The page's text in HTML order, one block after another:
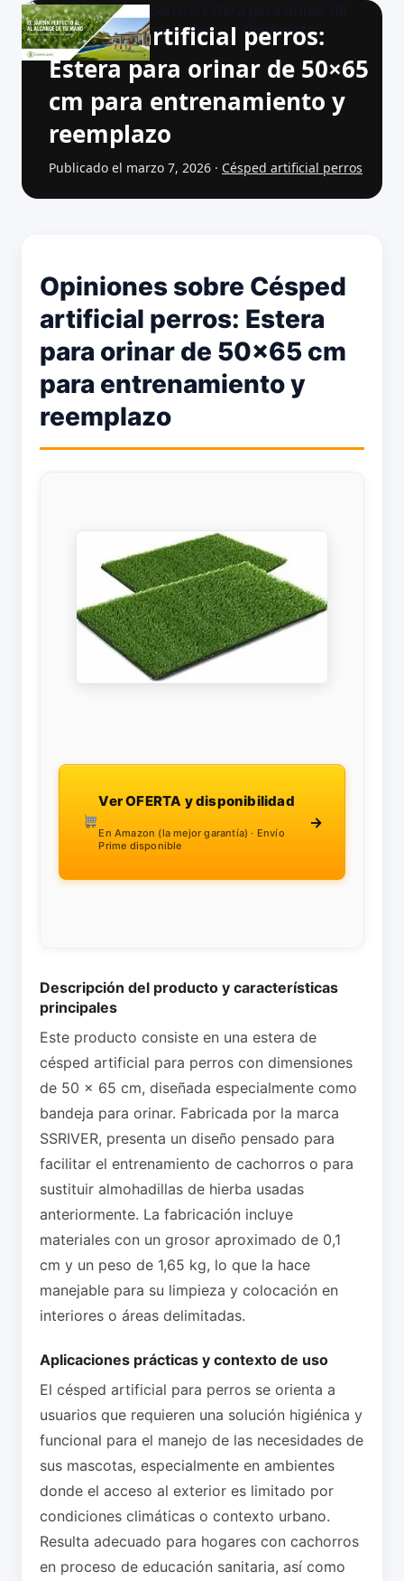
Césped artificial perros:
Estera para orinar de 50×65
cm para entrenamiento y
reemplazo
Publicado el marzo 7, 2026 · Césped artificial perros
Opiniones sobre Césped
artificial perros: Estera
para orinar de 50×65 cm
para entrenamiento y
reemplazo
Ver OFERTA y disponibilidad
En Amazon (la mejor garantía) · Envío
Prime disponible
→
Descripción del producto y características
principales
Este producto consiste en una estera de
césped artificial para perros con dimensiones
de 50 x 65 cm, diseñada especialmente como
bandeja para orinar. Fabricada por la marca
SSRIVER, presenta un diseño pensado para
facilitar el entrenamiento de cachorros o para
sustituir almohadillas de hierba usadas
anteriormente. La fabricación incluye
materiales con un grosor aproximado de 0,1
cm y un peso de 1,65 kg, lo que la hace
manejable para su limpieza y colocación en
interiores o áreas delimitadas.
Aplicaciones prácticas y contexto de uso
El césped artificial para perros se orienta a
usuarios que requieren una solución higiénica y
funcional para el manejo de las necesidades de
sus mascotas, especialmente en ambientes
donde el acceso al exterior es limitado por
condiciones climáticas o contexto urbano.
Resulta adecuado para hogares con cachorros
en proceso de educación sanitaria, así como